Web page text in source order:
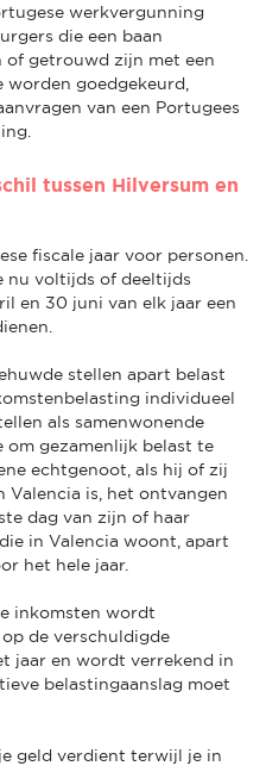
werkvergunning
die een baan
of getrouwd zijn met een
worden goedgekeurd,
van een Portugees
tussen Hilversum en
fiscale jaar voor personen.
nu voltijds of deeltijds
en 30 juni van elk jaar een
stellen apart belast
individueel
als samenwonende
om gezamenlijk belast te
echtgenoot, als hij of zij
Valencia is, het ontvangen
dag van zijn of haar
in Valencia woont, apart
het hele jaar.
inkomsten wordt
de verschuldigde
jaar en wordt verrekend in
belastingaanslag moet
geld verdient terwijl je in